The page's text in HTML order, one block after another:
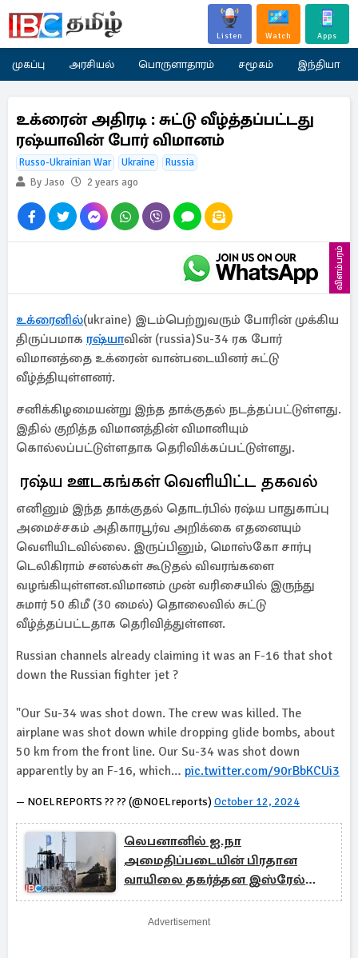
Listen Watch Apps
முகப்பு அரசியல் பொருளாதாரம் சமூகம் இந்தியா
உக்ரைன் அதிரடி : சுட்டு வீழ்த்தப்பட்டது
ரஷ்யாவின் போர் விமானம்
Russo-Ukrainian War Ukraine
Russia
By Jaso
2 years ago
விளம்பரம்
உக்ரைனில்(ukraine) இடம்பெற்றுவரும் போரின் முக்கிய
திருப்பமாக ரஷ்யாவின் (russia)Su-34 ரக போர்
விமானத்தை உக்ரைன் வான்படையினர் சுட்டு
வீழ்த்தியுள்ளனர்.
சனிக்கிழமையன்று இந்த தாக்குதல் நடத்தப்பட்டுள்ளது.
இதில் குறித்த விமானத்தின் விமானியும்
கொல்லப்பட்டுள்ளதாக தெரிவிக்கப்பட்டுள்ளது.
ரஷ்ய ஊடகங்கள் வெளியிட்ட தகவல்
எனினும் இந்த தாக்குதல் தொடர்பில் ரஷ்ய பாதுகாப்பு
அமைச்சகம் அதிகாரபூர்வ அறிக்கை எதனையும்
வெளியிடவில்லை. இருப்பினும், மொஸ்கோ சார்பு
டெலிகிராம் சனல்கள் கூடுதல் விவரங்களை
வழங்கியுள்ளன.விமானம் முன் வரிசையில் இருந்து
சுமார் 50 கிமீ (30 மைல்) தொலைவில் சுட்டு
வீழ்த்தப்பட்டதாக தெரிவித்துள்ளன.
Russian channels already claiming it was an F-16 that shot
down the Russian fighter jet ?
"Our Su-34 was shot down. The crew was killed. The
airplane was shot down while dropping glide bombs, about
50 km from the front line. Our Su-34 was shot down
apparently by an F-16, which… pic.twitter.com/90rBbKCUi3
— NOELREPORTS ?? ?? (@NOELreports) October 12, 2024
லெபனானில் ஐ.நா
அமைதிப்படையின் பிரதான
வாயிலை தகர்த்தன இஸ்ரேல்
டாங்கிகள் : அதிகரிக்கும் பதற்றம்
Advertisement